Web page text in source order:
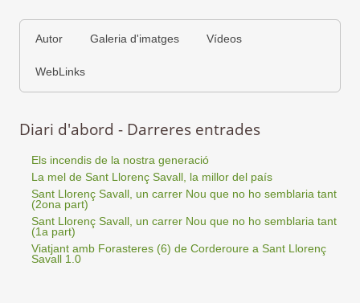
Autor Galeria d'imatges Vídeos
WebLinks
Diari d'abord - Darreres entrades
Els incendis de la nostra generació
La mel de Sant Llorenç Savall, la millor del país
Sant Llorenç Savall, un carrer Nou que no ho semblaria tant
(2ona part)
Sant Llorenç Savall, un carrer Nou que no ho semblaria tant
(1a part)
Viatjant amb Forasteres (6) de Corderoure a Sant Llorenç
Savall 1.0